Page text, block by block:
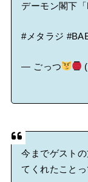
デーモン閣下「
#メタラジ
— ごっつ
今までゲスト
てくれたこと